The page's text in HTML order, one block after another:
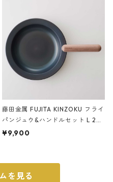
藤田金属 FUJITA KINZOKU フライ
パンジュウ&ハンドルセット L 24c
m ガス火・IH対応 鉄フライパン
¥9,900
を見る